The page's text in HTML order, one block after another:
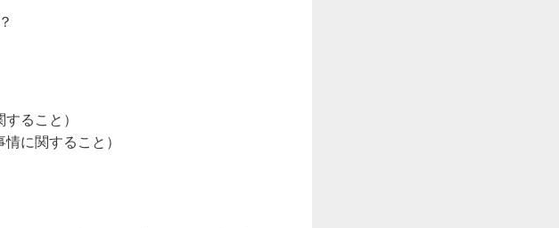
ること）
に関すること）